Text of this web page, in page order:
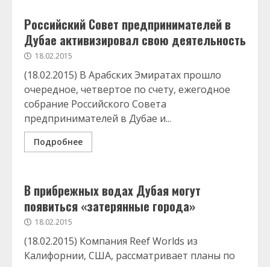
Российский Совет предпринимателей в
Дубае активизировал свою деятельность
18.02.2015
(18.02.2015) В Арабских Эмиратах прошло
очередное, четвертое по счету, ежегодное
собрание Российского Совета
предпринимателей в Дубае и...
Подробнее
В прибрежных водах Дубая могут
появиться «затерянные города»
18.02.2015
(18.02.2015) Компания Reef Worlds из
Калифорнии, США, рассматривает планы по